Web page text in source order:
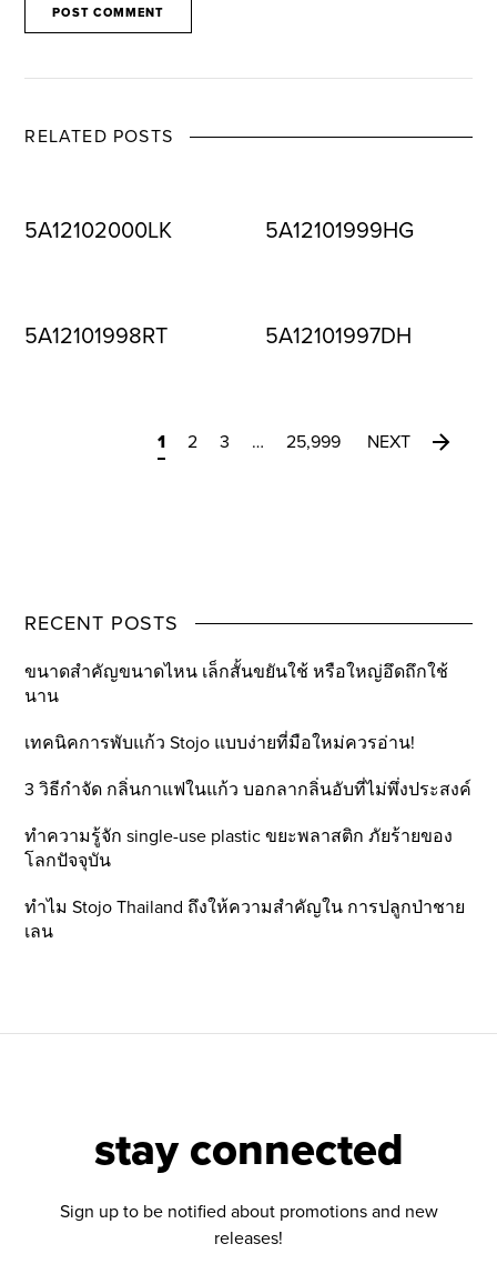
RELATED POSTS
5A12102000LK 5A12101999HG
5A12101998RT 5A12101997DH
1 2 3 … 25,999 NEXT
RECENT POSTS
ขนาดสำคัญขนาดไหน เล็กสั้นขยันใช้ หรือใหญ่อึดถึกใช้
นาน
เทคนิคการพับแก้ว Stojo แบบง่ายที่มือใหม่ควรอ่าน!
3 วิธีกำจัด กลิ่นกาแฟในแก้ว บอกลากลิ่นอับที่ไม่พึ่งประสงค์
ทำความรู้จัก single-use plastic ขยะพลาสติก ภัยร้ายของ
โลกปัจจุบัน
ทำไม Stojo Thailand ถึงให้ความสำคัญใน การปลูกป่าชาย
เลน
stay connected
Sign up to be notified about promotions and new
releases!